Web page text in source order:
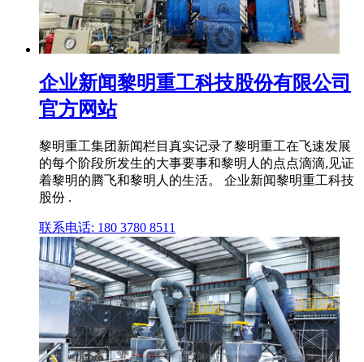
企业新闻黎明重工科技股份有限公司
官方网站
黎明重工集团新闻栏目真实记录了黎明重工在飞速发展
的每个阶段所发生的大事要事和黎明人的点点滴滴,见证
着黎明的腾飞和黎明人的生活。 企业新闻黎明重工科技
股份 .
联系电话: 180 3780 8511